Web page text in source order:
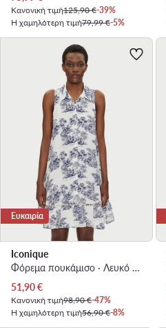
Κανονική τιμή125,90 €-39%
Η χαμηλότερη τιμή79,99 €-5%
Ευκαιρία
Iconique
Φόρεμα πουκάμισο · Λευκό · Midi
Τρέχουσα τιμή
51,90€
Κανονική τιμή98,90 €-47%
Η χαμηλότερη τιμή56,90 €-8%